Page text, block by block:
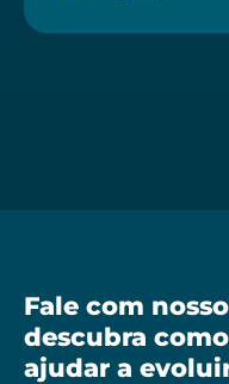
Fale com
descubra
ajudar a